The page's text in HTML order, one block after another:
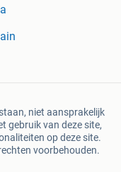
niet aansprakelijk
gebruik van deze site,
op deze site.
voorbehouden.